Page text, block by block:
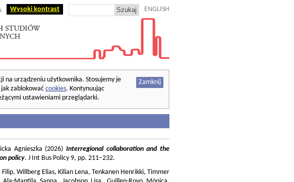
Wysoki kontrast ENGLISH
Zamknij
na urządzeniu użytkownika. Stosujemy je
zablokowaćcookies. Kontynuując
ustawieniami przeglądarki.
Agnieszka (2026) Interregional collaboration and the
policy. J Int Bus Policy 9, pp. 211–232.
Willberg Elias, Kilian Lena, Tenkanen Henrikki, Timmer